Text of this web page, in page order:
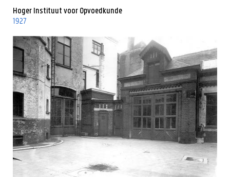
Hoger Instituut voor Opvoedkunde
1927